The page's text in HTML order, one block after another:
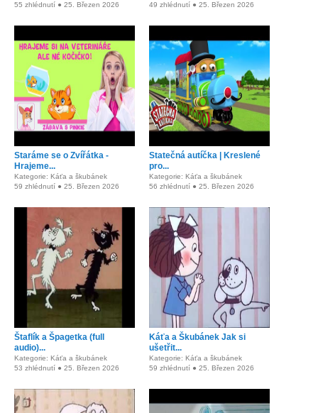
55 zhlédnutí ● 25. Březen 2026
49 zhlédnutí ● 25. Březen 2026
Staráme se o Zvířátka -
Hrajeme...
Kategorie: Káťa a škubánek
59 zhlédnutí ● 25. Březen 2026
Statečná autíčka | Kreslené
pro...
Kategorie: Káťa a škubánek
56 zhlédnutí ● 25. Březen 2026
Štaflík a Špagetka (full
audio)...
Kategorie: Káťa a škubánek
53 zhlédnutí ● 25. Březen 2026
Káťa a Škubánek Jak si
ušetřit...
Kategorie: Káťa a škubánek
59 zhlédnutí ● 25. Březen 2026